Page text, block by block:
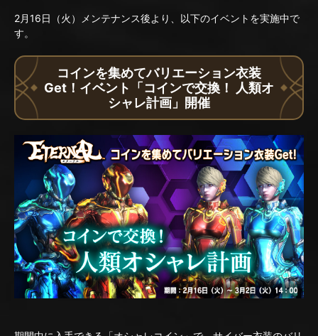
2月16日（火）メンテナンス後より、以下のイベントを実施中で
す。
コインを集めてバリエーション衣装
Get！イベント「コインで交換！ 人類オ
シャレ計画」開催